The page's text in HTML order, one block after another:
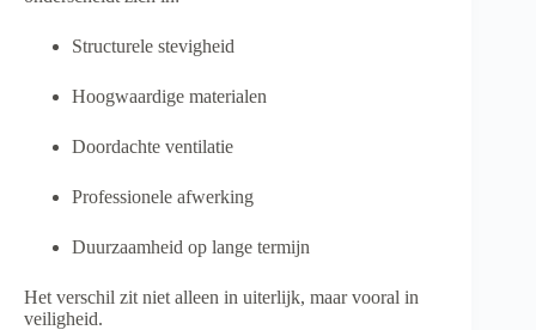
Structurele stevigheid
Hoogwaardige materialen
Doordachte ventilatie
Professionele afwerking
Duurzaamheid op lange termijn
Het verschil zit niet alleen in uiterlijk, maar vooral in
veiligheid.